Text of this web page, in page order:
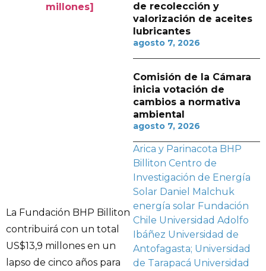
millones]
La Fundación BHP Billiton
contribuirá con un total
US$13,9 millones en un
lapso de cinco años para
de recolección y
valorización de aceites
lubricantes
agosto 7, 2026
Comisión de la Cámara
inicia votación de
cambios a normativa
ambiental
agosto 7, 2026
Arica y Parinacota BHP
Billiton Centro de
Investigación de Energía
Solar Daniel Malchuk
energía solar Fundación
Chile Universidad Adolfo
Ibáñez Universidad de
Antofagasta; Universidad
de Tarapacá Universidad